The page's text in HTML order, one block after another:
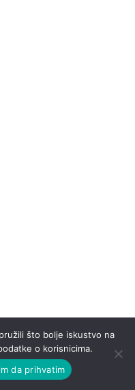
što bolje iskustvo na
o korisnicima.
da prihvatim